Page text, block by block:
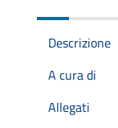
Descrizione
A cura di
Allegati